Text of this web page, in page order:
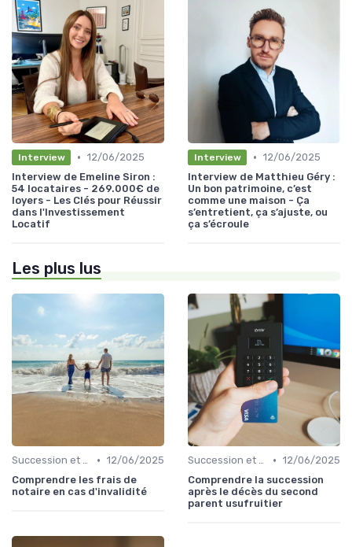
Interview • 12/06/2025
Interview de Emeline Siron :
54 locataires - 269.000€ de
loyers - Les Clés pour Réussir
dans l'Investissement
Locatif
Interview • 12/06/2025
Interview de Matthieu Géry :
Un bon patrimoine, c’est
comme une maison - Ça
s’entretient, ça s’ajuste, ou
ça s’écroule
Les plus lus
Succession et Transmission de Patrimoine • 12/06/2025
Comprendre les frais de
notaire en cas d'invalidité
Succession et Transmission de Patrimoine • 12/06/2025
Comprendre la succession
après le décès du second
parent usufruitier